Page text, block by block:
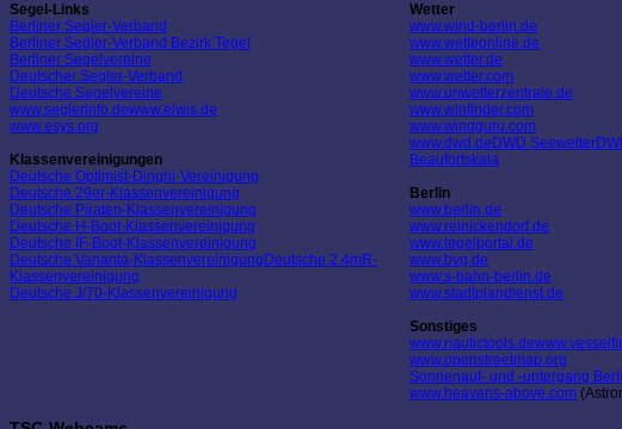
Segel-Links
Berliner Segler-Verband
Berliner Segler-Verband Bezirk Tegel
Berliner Segelvereine
Deutscher Segler-Verband
Deutsche Segelvereine
www.seglerinfo.dewww.elwis.de
www.esys.org
Klassenvereinigungen
Deutsche Optimist-Dinghi-Vereinigung
Deutsche 29er-Klassenvereinigung
Deutsche Piraten-Klassenvereinigung
Deutsche H-Boot-Klassenvereinigung
Deutsche IF-Boot-Klassenvereinigung
Deutsche Varianta-Klassenvereinigung Deutsche 2.4mR-
Klassenvereinigung
Deutsche J/70-Klassenvereinigung
Wetter
www.wind-berlin.de
www.wetteonline.de
www.wetter.de
www.wetter.com
www.unwetterzentrale.de
www.winfinder.com
www.windguru.com
www.dwd.de DWD Seewetter
Beaufortskala
Berlin
www.berlin.de
www.reinickendorf.de
www.tegelportal.de
www.bvg.de
www.s-bahn-berlin.de
www.stadtplandienst.de
Sonstiges
www.nautictools.de
www.openstreetmap.org
Sonnenauf- und -untergang
www.heavens-above.com